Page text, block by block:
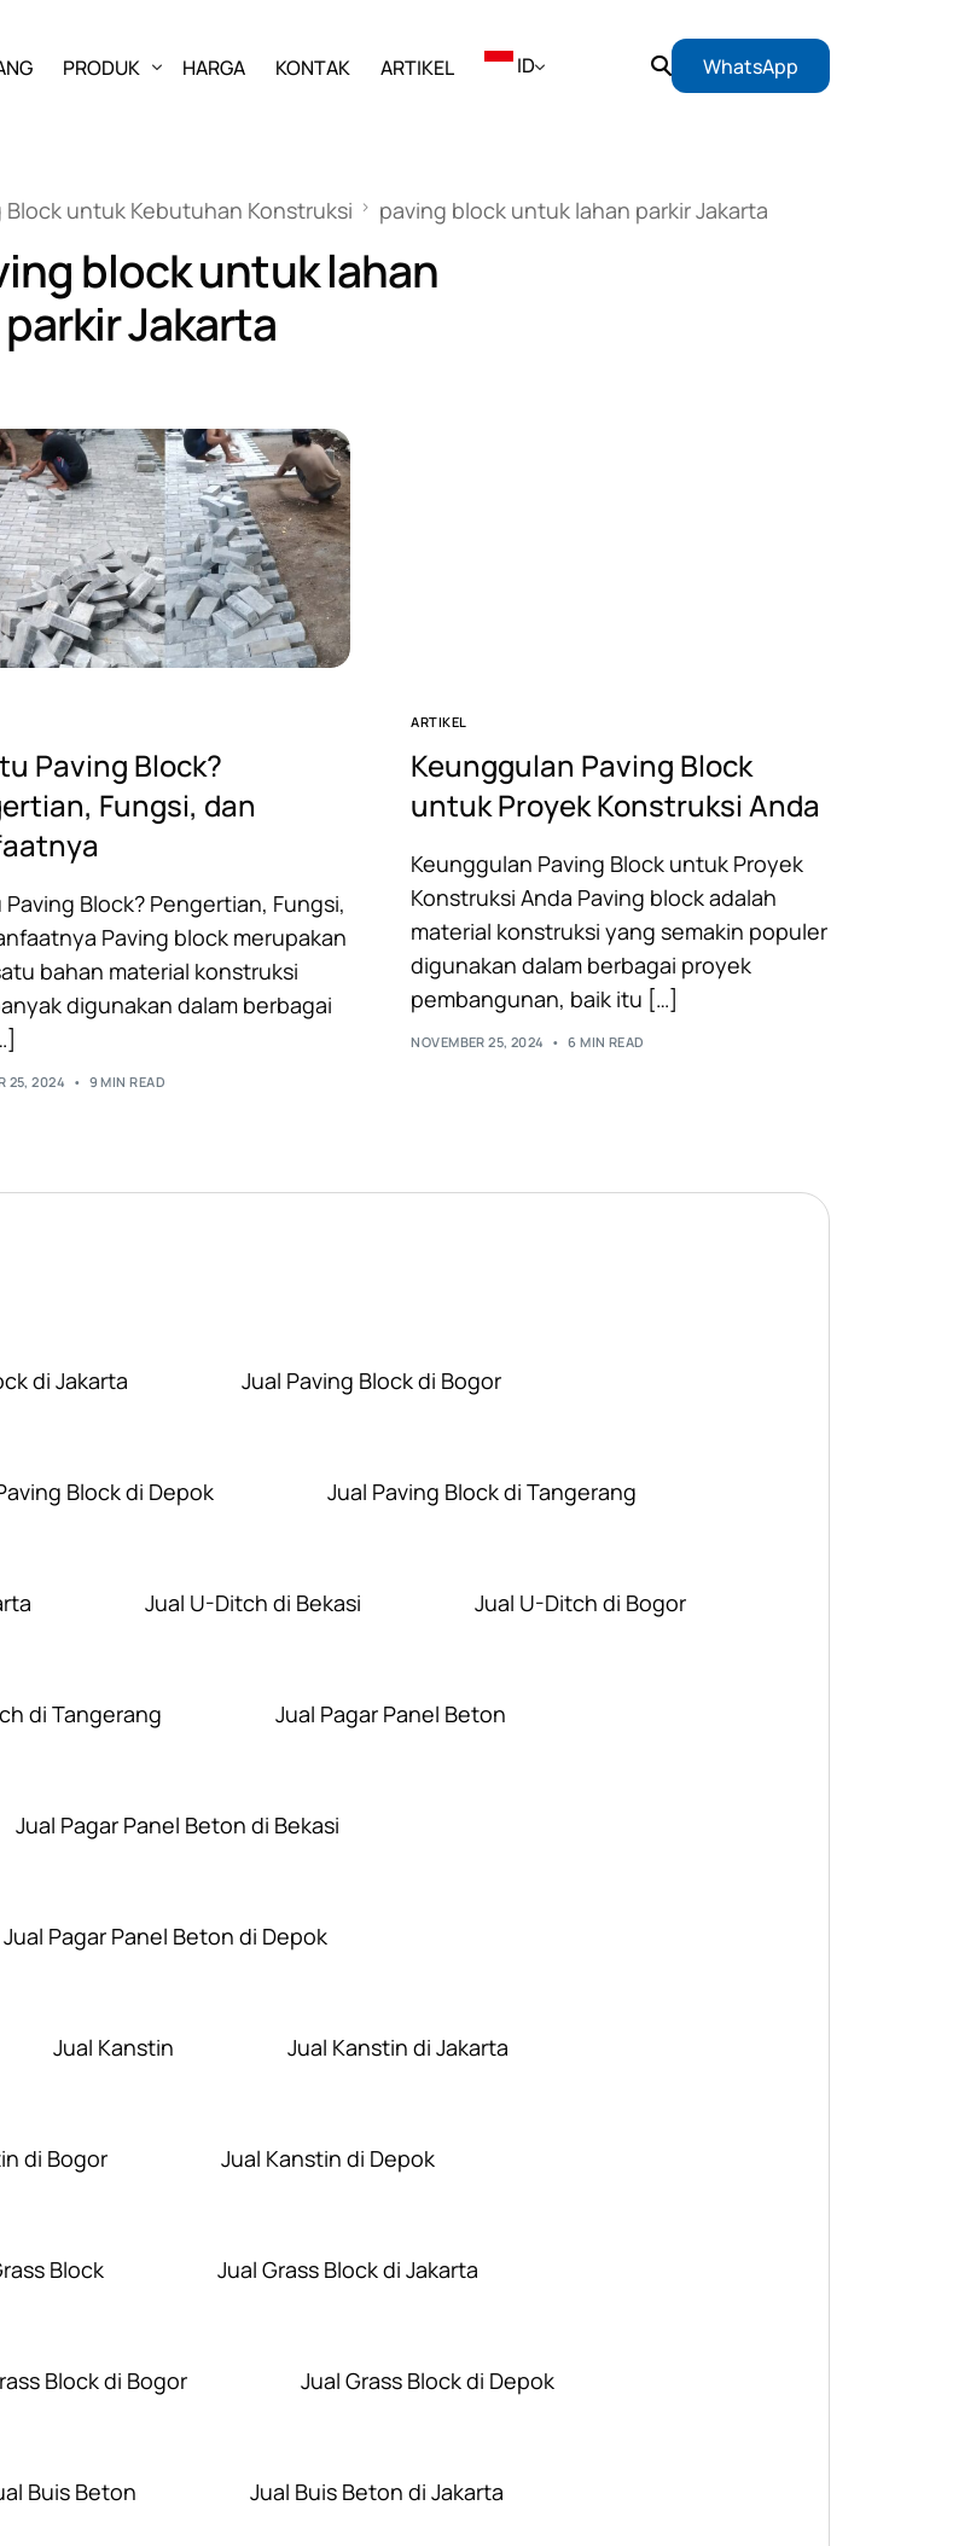
PRODUK
PAVING BLOCK
GRASS BLOCK
KANSTIN
BUIS BETON
BOX CULVERT
PAGAR PANEL BETON
HARGA KONTAK ARTIKEL ID
EN
WhatsApp
untuk Kebutuhan Konstruksi paving block untuk lahan parkir Jakarta
block untuk lahan
parkir Jakarta
Paving Block?
Fungsi, dan
Paving Block? Pengertian, Fungsi,
Paving block merupakan
bahan material konstruksi
digunakan dalam berbagai
25, 2024 9 MIN READ
ARTIKEL
Keunggulan Paving Block
untuk Proyek Konstruksi Anda
Keunggulan Paving Block untuk Proyek
Konstruksi Anda Paving block adalah
material konstruksi yang semakin populer
digunakan dalam berbagai proyek
pembangunan, baik itu […]
NOVEMBER 25, 2024 6 MIN READ
di Jakarta Jual Paving Block di Bogor
Block di Depok Jual Paving Block di Tangerang
Jual U-Ditch di Bekasi Jual U-Ditch di Bogor
di Tangerang Jual Pagar Panel Beton
Jual Pagar Panel Beton di Bekasi
Jual Pagar Panel Beton di Depok
Jual Kanstin Jual Kanstin di Jakarta
di Bogor Jual Kanstin di Depok
Block Jual Grass Block di Jakarta
Block di Bogor Jual Grass Block di Depok
Buis Beton Jual Buis Beton di Jakarta